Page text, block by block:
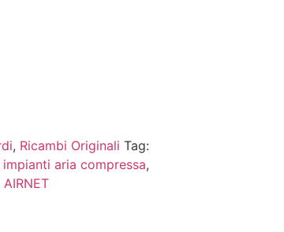
, Ricambi Originali Tag:
aria compressa,
AIRNET